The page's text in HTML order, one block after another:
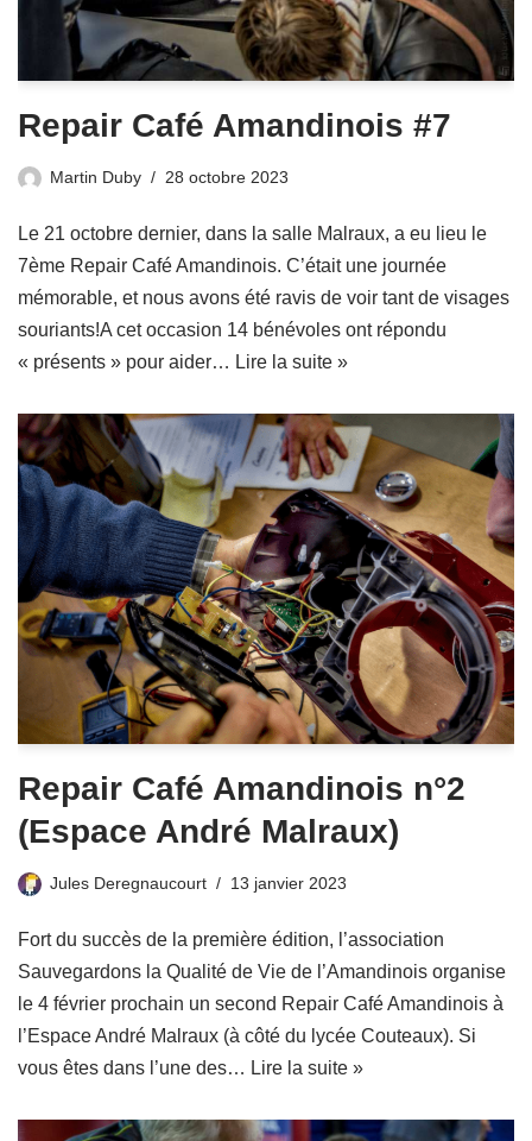
Repair Café Amandinois #7
Martin Duby 28 octobre 2023
Le 21 octobre dernier, dans la salle Malraux, a eu lieu le
7ème Repair Café Amandinois. C’était une journée
mémorable, et nous avons été ravis de voir tant de visages
souriants!A cet occasion 14 bénévoles ont répondu
« présents » pour aider… Lire la suite »
Repair Café Amandinois n°2
(Espace André Malraux)
Jules Deregnaucourt 13 janvier 2023
Fort du succès de la première édition, l’association
Sauvegardons la Qualité de Vie de l’Amandinois organise
le 4 février prochain un second Repair Café Amandinois à
l’Espace André Malraux (à côté du lycée Couteaux). Si
vous êtes dans l’une des… Lire la suite »